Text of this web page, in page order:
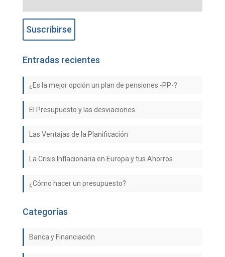
Entradas recientes
¿Es la mejor opción un plan de pensiones -PP-?
El Presupuesto y las desviaciones
Las Ventajas de la Planificación
La Crisis Inflacionaria en Europa y tus Ahorros
¿Cómo hacer un presupuesto?
Categorías
Banca y Financiación